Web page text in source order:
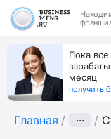
Пока
месяц
получить
Главная ···